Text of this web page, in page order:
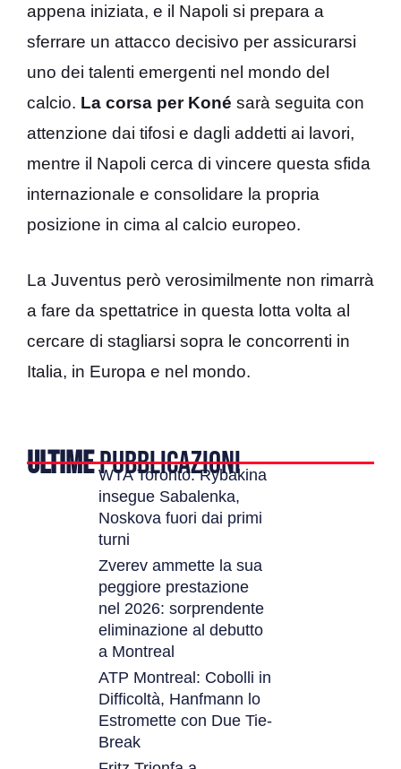
appena iniziata, e il Napoli si prepara a
sferrare un attacco decisivo per assicurarsi
uno dei talenti emergenti nel mondo del
calcio. La corsa per Koné sarà seguita con
attenzione dai tifosi e dagli addetti ai lavori,
mentre il Napoli cerca di vincere questa sfida
internazionale e consolidare la propria
posizione in cima al calcio europeo.
La Juventus però verosimilmente non rimarrà
a fare da spettatrice in questa lotta volta al
cercare di stagliarsi sopra le concorrenti in
Italia, in Europa e nel mondo.
ULTIMEPUBBLICAZIONI
WTA Toronto: Rybakina
insegue Sabalenka,
Noskova fuori dai primi
turni
Zverev ammette la sua
peggiore prestazione
nel 2026: sorprendente
eliminazione al debutto
a Montreal
ATP Montreal: Cobolli in
Difficoltà, Hanfmann lo
Estromette con Due Tie-
Break